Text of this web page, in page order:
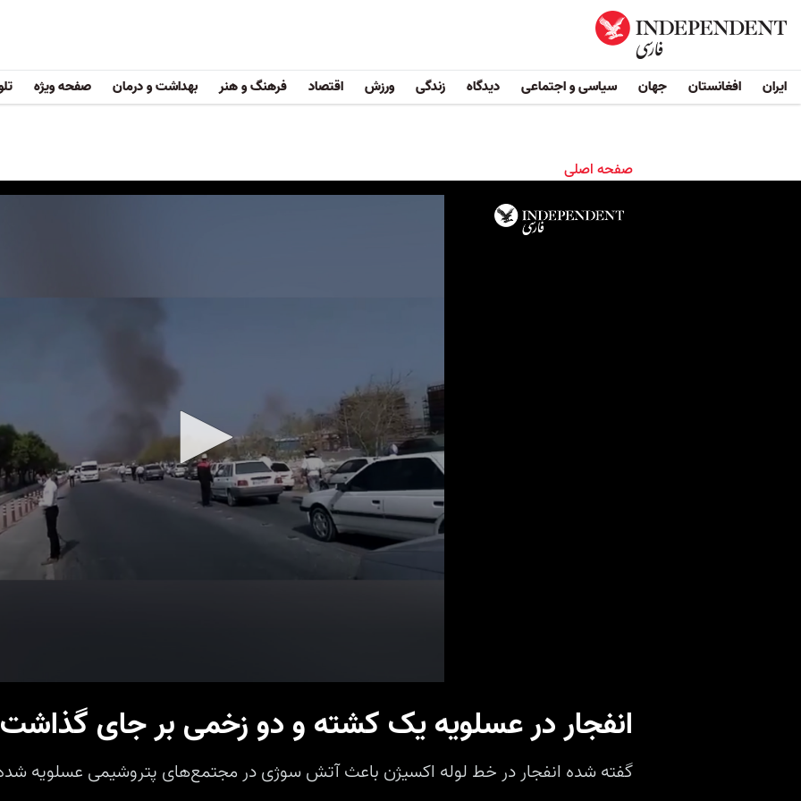
ایران افغانستان جهان سیاسی و اجتماعی دیدگاه زندگی ورزش اقتصاد فرهنگ و هنر بهداشت و درمان صفحه ویژه
صفحه اصلی
انفجار در عسلویه یک کشته و دو زخمی بر جای گذاشت
گفته شده انفجار در خط لوله اکسیژن باعث آتش سوژی در مجتمع‌های پتروشیمی عسلویه